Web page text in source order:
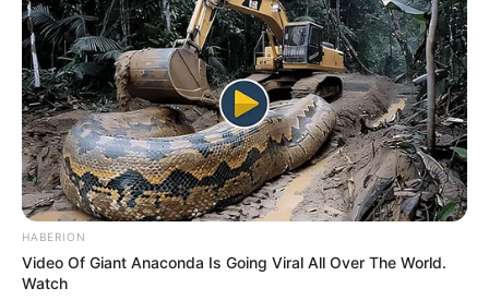
HABERION
Video Of Giant Anaconda Is Going Viral All Over The World.
Watch